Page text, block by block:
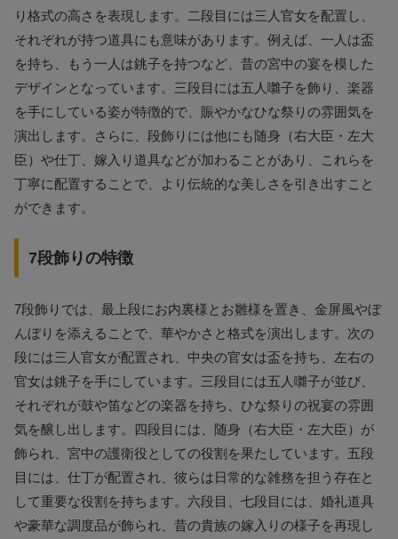
り格式の高さを表現します。二段目には三人官女を配置し、
それぞれが持つ道具にも意味があります。例えば、一人は盃
を持ち、もう一人は銚子を持つなど、昔の宮中の宴を模した
デザインとなっています。三段目には五人囃子を飾り、楽器
を手にしている姿が特徴的で、賑やかなひな祭りの雰囲気を
演出します。さらに、段飾りには他にも随身（右大臣・左大
臣）や仕丁、嫁入り道具などが加わることがあり、これらを
丁寧に配置することで、より伝統的な美しさを引き出すこと
ができます。
7段飾りの特徴
7段飾りでは、最上段にお内裏様とお雛様を置き、金屏風やぼ
んぼりを添えることで、華やかさと格式を演出します。次の
段には三人官女が配置され、中央の官女は盃を持ち、左右の
官女は銚子を手にしています。三段目には五人囃子が並び、
それぞれが鼓や笛などの楽器を持ち、ひな祭りの祝宴の雰囲
気を醸し出します。四段目には、随身（右大臣・左大臣）が
飾られ、宮中の護衛役としての役割を果たしています。五段
目には、仕丁が配置され、彼らは日常的な雑務を担う存在と
して重要な役割を持ちます。六段目、七段目には、婚礼道具
や豪華な調度品が飾られ、昔の貴族の嫁入りの様子を再現し